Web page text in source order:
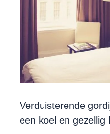
Verduisterende
een koel en gezellig